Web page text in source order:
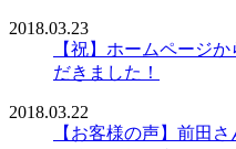
2018.03.23
【祝】ホームページ
だきました！
2018.03.22
【お客様の声】前田